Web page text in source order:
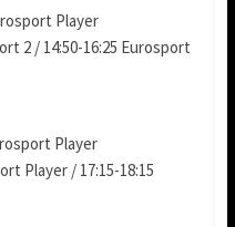
Player
2 / 14:50-16:25 Eurosport
Player
Player / 17:15-18:15